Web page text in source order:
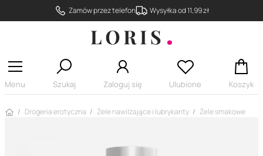
Zamów przez telefon Wysyłka od 11,99 zł
Menu Szukaj Zaloguj się Ulubione Koszyk
Strona główna
Drogeria erotyczna Żele nawilżające i lubrykanty Żele smakowe